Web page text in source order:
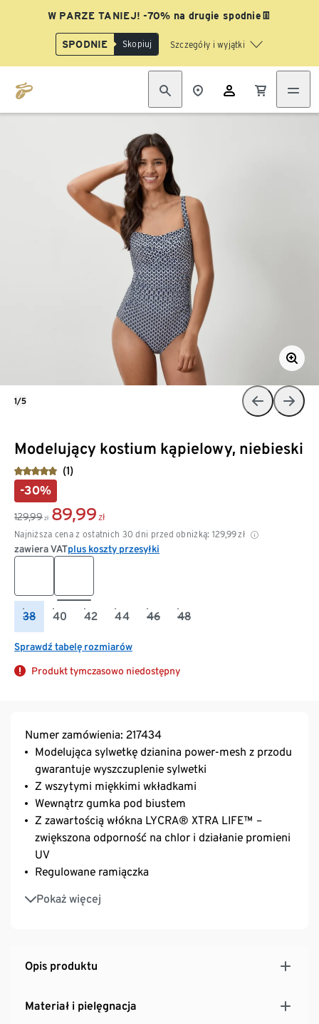
W PARZE TANIEJ! -70% na drugie spodnie👖
SPODNIE Skopiuj Szczegóły i wyjątki
Modelujący kostium kąpielowy, niebieski
(1)
-30%
129,99 zł 89,99 zł
Najniższa cena z ostatnich 30 dni przed obniżką: 129,99 zł
zawiera VATplus koszty przesyłki
38 40 42 44 46 48
Sprawdź tabelę rozmiarów
Produkt tymczasowo niedostępny
1/5
Numer zamówienia: 217434
Modelująca sylwetkę dzianina power-mesh z przodu
gwarantuje wyszczuplenie sylwetki
Z wszytymi miękkimi wkładkami
Wewnątrz gumka pod biustem
Z zawartością włókna LYCRA® XTRA LIFE™ –
zwiększona odporność na chlor i działanie promieni
UV
Regulowane ramiączka
Pokaż więcej
Rozmiary:
Rozm. 38: miseczki 70–80B
Opis produktu
Materiał i pielęgnacja